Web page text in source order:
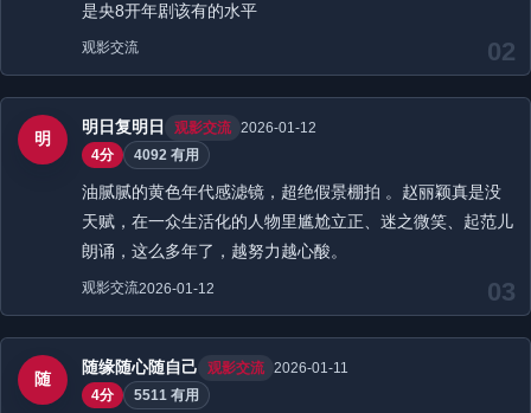
02
是央8开年剧该有的水平
观影交流
03
明
明日复明日 观影交流 2026-01-12
4分
4092 有用
油腻腻的黄色年代感滤镜，超绝假景棚拍 。赵丽颖真是没
天赋，在一众生活化的人物里尴尬立正、迷之微笑、起范儿
朗诵，这么多年了，越努力越心酸。
观影交流2026-01-12
随
随缘随心随自己 观影交流 2026-01-11
4分
5511 有用